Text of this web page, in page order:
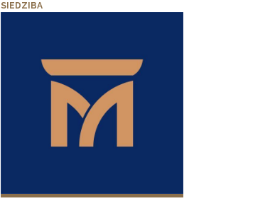
SIEDZIBA